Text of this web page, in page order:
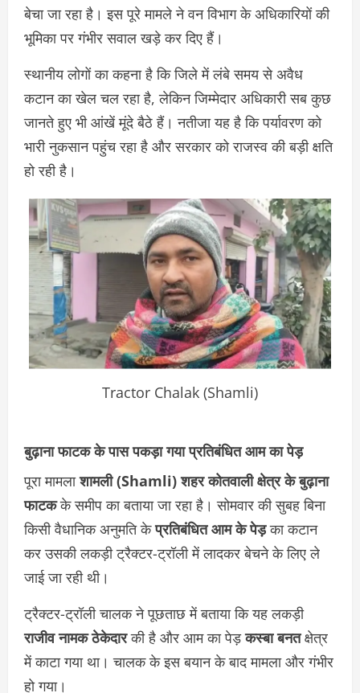
बेचा जा रहा है। इस पूरे मामले ने वन विभाग के अधिकारियों की
भूमिका पर गंभीर सवाल खड़े कर दिए हैं।
स्थानीय लोगों का कहना है कि जिले में लंबे समय से अवैध
कटान का खेल चल रहा है, लेकिन जिम्मेदार अधिकारी सब कुछ
जानते हुए भी आंखें मूंदे बैठे हैं। नतीजा यह है कि पर्यावरण को
भारी नुकसान पहुंच रहा है और सरकार को राजस्व की बड़ी क्षति
हो रही है।
Tractor Chalak (Shamli)
बुढ़ाना फाटक के पास पकड़ा गया प्रतिबंधित आम का पेड़
पूरा मामलाशामली (Shamli) शहर कोतवाली क्षेत्र के बुढ़ाना
फाटकके समीप का बताया जा रहा है। सोमवार की सुबह बिना
किसी वैधानिक अनुमति केप्रतिबंधित आम के पेड़का कटान
कर उसकी लकड़ी ट्रैक्टर-ट्रॉली में लादकर बेचने के लिए ले
जाई जा रही थी।
ट्रैक्टर-ट्रॉली चालक ने पूछताछ में बताया कि यह लकड़ी
राजीव नामक ठेकेदारकी है और आम का पेड़कस्बा बनतक्षेत्र
में काटा गया था। चालक के इस बयान के बाद मामला और गंभीर
हो गया।